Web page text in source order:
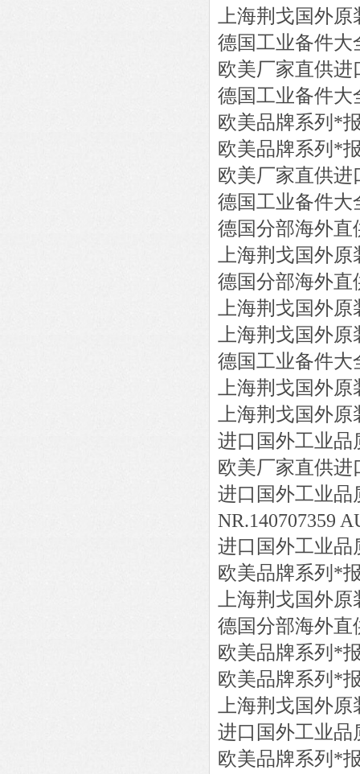
上海荆戈国外
德国工业备件大
欧美厂家直供进
德国工业备件大
欧美品牌系列*
欧美品牌系列*
欧美厂家直供进
德国工业备件大
德国分部海外直
上海荆戈国外
德国分部海外直
上海荆戈国外
上海荆戈国外
德国工业备件大
上海荆戈国外
上海荆戈国外
进口国外工业品
欧美厂家直供进
进口国外工业品
NR.140707359
进口国外工业品
欧美品牌系列*
上海荆戈国外
德国分部海外直
欧美品牌系列*
欧美品牌系列*
上海荆戈国外
进口国外工业品
欧美品牌系列*